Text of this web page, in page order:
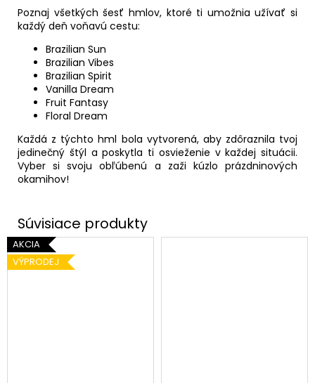
Poznaj všetkých šesť hmlov, ktoré ti umožnia užívať si
každý deň voňavú cestu:
Brazilian Sun
Brazilian Vibes
Brazilian Spirit
Vanilla Dream
Fruit Fantasy
Floral Dream
Každá z týchto hml bola vytvorená, aby zdôraznila tvoj
jedinečný štýl a poskytla ti osvieženie v každej situácii.
Vyber si svoju obľúbenú a zaži kúzlo prázdninových
okamihov!
AKCIA
VÝPRODEJ